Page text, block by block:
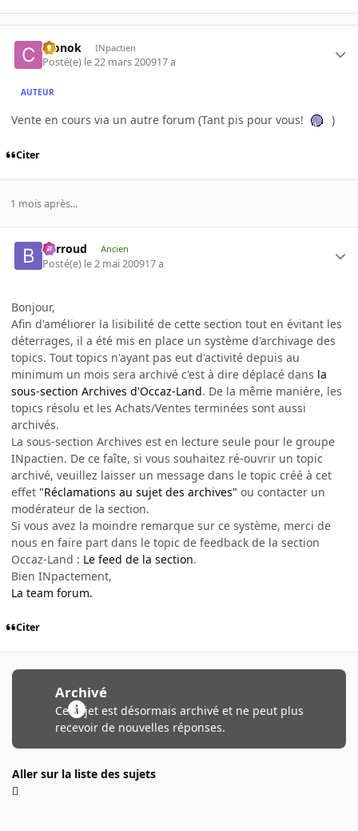
cronok INpactien
Posté(e) le 22 mars 200917 a
AUTEUR
Vente en cours via un autre forum (Tant pis pour vous! )
Citer
1 mois après...
Barroud Ancien
Posté(e) le 2 mai 200917 a
Bonjour,
Afin d'améliorer la lisibilité de cette section tout en évitant les
déterrages, il a été mis en place un système d'archivage des
topics. Tout topics n'ayant pas eut d'activité depuis au
minimum un mois sera archivé c'est à dire déplacé dans la
sous-section Archives d'Occaz-Land. De la même maniére, les
topics résolu et les Achats/Ventes terminées sont aussi
archivés.
La sous-section Archives est en lecture seule pour le groupe
INpactien. De ce faîte, si vous souhaitez ré-ouvrir un topic
archivé, veuillez laisser un message dans le topic créé à cet
effet "Réclamations au sujet des archives" ou contacter un
modérateur de la section.
Si vous avez la moindre remarque sur ce système, merci de
nous en faire part dans le topic de feedback de la section
Occaz-Land : Le feed de la section.
Bien INpactement,
La team forum.
Citer
Archivé
Ce sujet est désormais archivé et ne peut plus
recevoir de nouvelles réponses.
Aller sur la liste des sujets